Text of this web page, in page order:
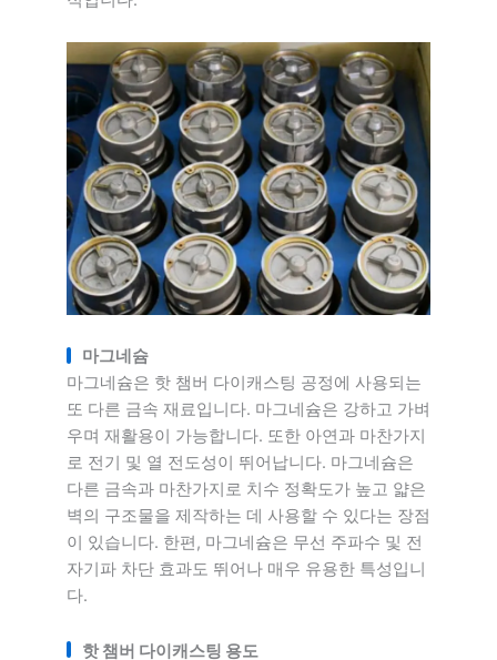
마그네슘
마그네슘은 핫 챔버 다이캐스팅 공정에 사용되는
또 다른 금속 재료입니다. 마그네슘은 강하고 가벼
우며 재활용이 가능합니다. 또한 아연과 마찬가지
로 전기 및 열 전도성이 뛰어납니다. 마그네슘은
다른 금속과 마찬가지로 치수 정확도가 높고 얇은
벽의 구조물을 제작하는 데 사용할 수 있다는 장점
이 있습니다. 한편, 마그네슘은 무선 주파수 및 전
자기파 차단 효과도 뛰어나 매우 유용한 특성입니
다.
핫 챔버 다이캐스팅 용도